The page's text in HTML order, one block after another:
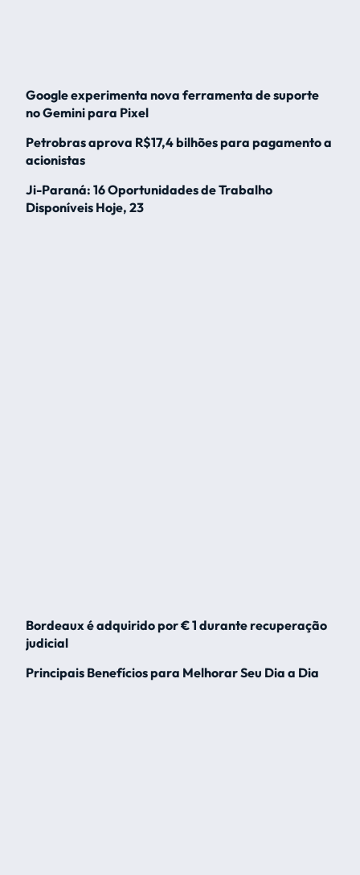
Google experimenta nova ferramenta de suporte
no Gemini para Pixel
Petrobras aprova R$17,4 bilhões para pagamento a
acionistas
Ji-Paraná: 16 Oportunidades de Trabalho
Disponíveis Hoje, 23
Bordeaux é adquirido por € 1 durante recuperação
judicial
Principais Benefícios para Melhorar Seu Dia a Dia